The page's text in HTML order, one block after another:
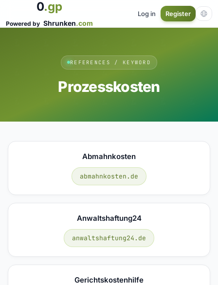
0.gp
Powered by Shrunken.com
Log in Register
REFERENCES / KEYWORD
Prozesskosten
Abmahnkosten
abmahnkosten.de
Anwaltshaftung24
anwaltshaftung24.de
Gerichtskostenhilfe